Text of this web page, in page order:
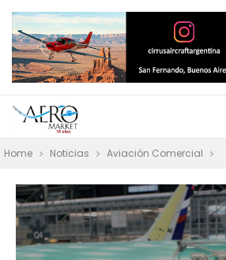
Home Noticias Aviación Comercial